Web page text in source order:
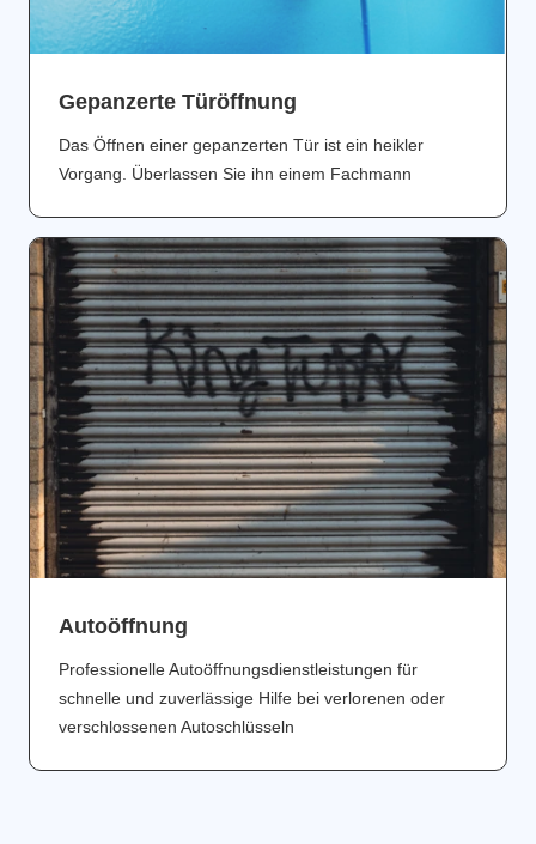
Gepanzerte Türöffnung
Das Öffnen einer gepanzerten Tür ist ein heikler
Vorgang. Überlassen Sie ihn einem Fachmann
Аutoöffnung
Professionelle Autoöffnungsdienstleistungen für
schnelle und zuverlässige Hilfe bei verlorenen oder
verschlossenen Autoschlüsseln